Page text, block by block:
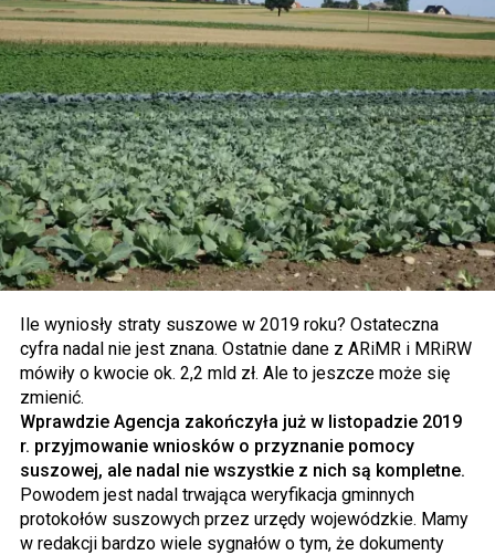
Ile wyniosły straty suszowe w 2019 roku? Ostateczna
cyfra nadal nie jest znana. Ostatnie dane z ARiMR i MRiRW
mówiły o kwocie ok. 2,2 mld zł. Ale to jeszcze może się
zmienić.
Wprawdzie Agencja zakończyła już w listopadzie 2019
r. przyjmowanie wniosków o przyznanie pomocy
suszowej, ale nadal nie wszystkie z nich są kompletne.
Powodem jest nadal trwająca weryfikacja gminnych
protokołów suszowych przez urzędy wojewódzkie. Mamy
w redakcji bardzo wiele sygnałów o tym, że dokumenty